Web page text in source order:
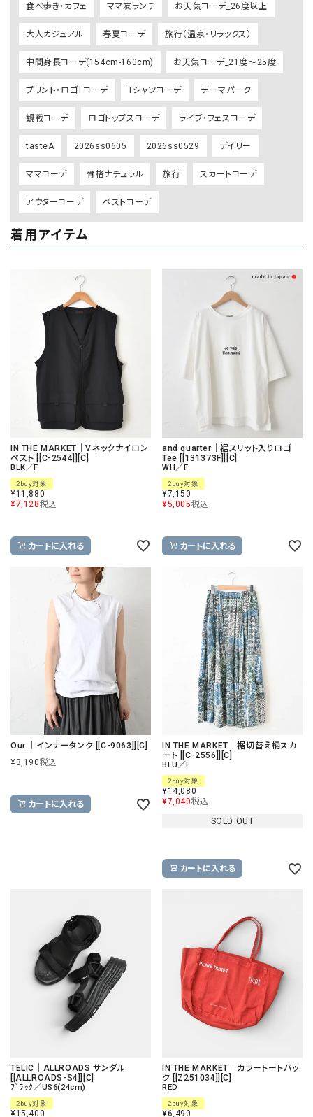
食べ歩き・カフェ ママ友ランチ お天気コーデ_26度以上
大人カジュアル 春夏コーデ 旅行（温泉・リラックス）
中間身長コーデ(154cm-160cm) お天気コーデ_21度～25度
プリント・ロゴTコーデ Tシャツコーデ テーマパーク
観戦コーデ ロゴトップスコーデ ライブ・フェスコーデ
tasteA 2026ss0605 2026ss0529 デイリー
ママコーデ 骨格ナチュラル 旅行 スカートコーデ
アウターコーデ ベストコーデ
着用アイテム
IN THE MARKET｜Vネックナイロン
ベスト [[C-2544]][C]
BLK／F
2buy対象
¥11,880
¥7,128税込
カートに入れる
and quarter｜裾スリット入りロゴ
Tee [[131373F]][C]
WH／F
2buy対象
¥7,150
¥5,005税込
カートに入れる
Our.｜インナータンク [[C-9063]][C]
¥3,190税込
カートに入れる
IN THE MARKET｜裾切替え柄スカ
ート [[C-2556]][C]
BLU／F
2buy対象
¥14,080
¥7,040税込
SOLD OUT
カートに入れる
TELIC｜ALLROADS サンダル
[[ALLROADS-S4]][C]
ﾌﾞﾗｯｸ／US6(24cm)
2buy対象
¥15,400
IN THE MARKET｜カラートートバッ
ク [[Z251034]][C]
RED
2buy対象
¥6,490